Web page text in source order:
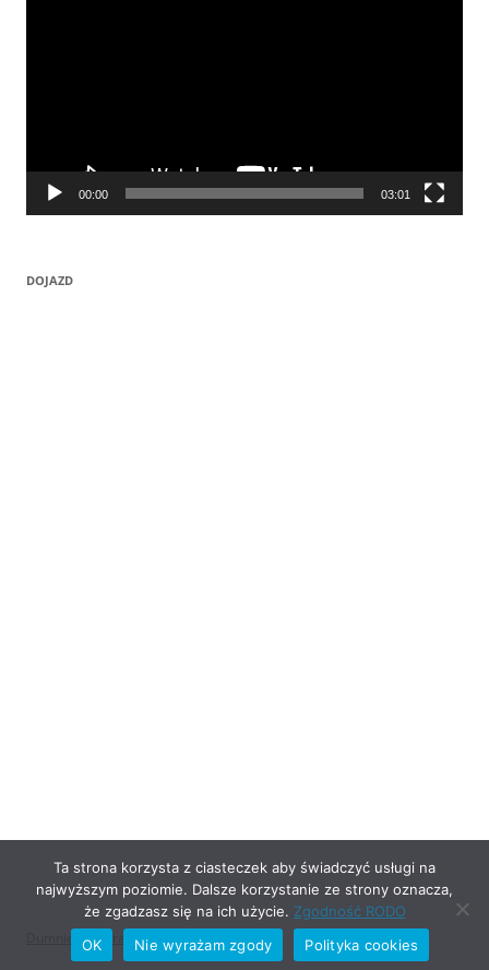
00:00 03:01
DOJAZD
Dumnie wspierane przez WordPress
Ta strona korzysta z ciasteczek aby świadczyć usługi na
najwyższym poziomie. Dalsze korzystanie ze strony oznacza,
że zgadzasz się na ich użycie. Zgodność RODO
OK
Nie wyrażam zgody Polityka cookies